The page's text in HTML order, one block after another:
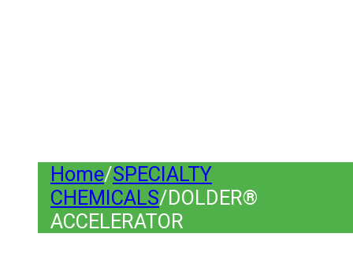
Home/SPECIALTY
CHEMICALS/DOLDER®
ACCELERATOR